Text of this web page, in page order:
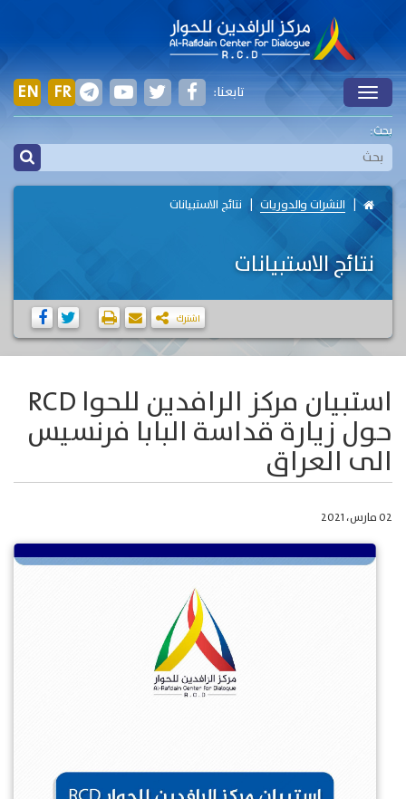
Toggle
EN FR تابعنا:
بحث:
النشرات والدوريات نتائج الاستبيانات
نتائج الاستبيانات
اشترك
استبيان مركز الرافدين للحوا RCD
حول زيارة قداسة البابا فرنسيس
الى العراق
02 مارس، 2021